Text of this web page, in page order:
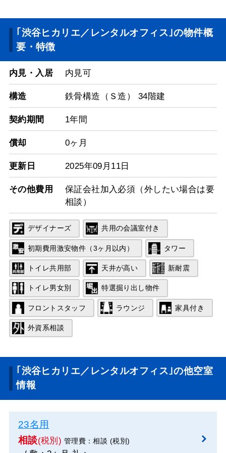
｢渋谷ヒカリエ／レンタルオフィス｣の物件概
要・特徴
内見・入居 内見可
構造 鉄骨構造（Ｓ造） 34階建
契約期間 1年間
償却 0ヶ月
更新日 2025年09月11日
その他費用
保証会社加入必須（外したい場合は要
相談）
デザイナーズ 共用の会議室付き
初期費用激安物件（3ヶ月以内） タワー
トイレ共用部 天井が高い 新耐震
トイレ男女別 特選掘り出し物件
フロントスタッフ ラウンジ 家具付き
外資系相談
｢渋谷ヒカリエ／レンタルオフィス｣の他空室
情報
23名用
相談(税別) 管理費：相談 (税別)